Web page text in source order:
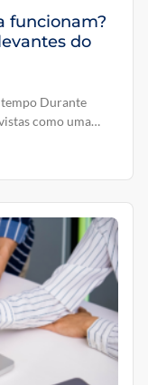
funcionam?
do
Durante
como uma